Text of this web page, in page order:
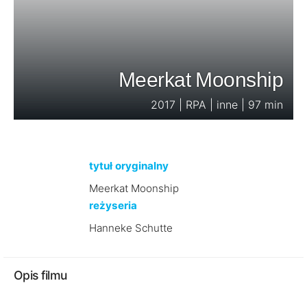
Meerkat Moonship
2017 | RPA | inne | 97 min
tytuł oryginalny
Meerkat Moonship
reżyseria
Hanneke Schutte
Opis filmu